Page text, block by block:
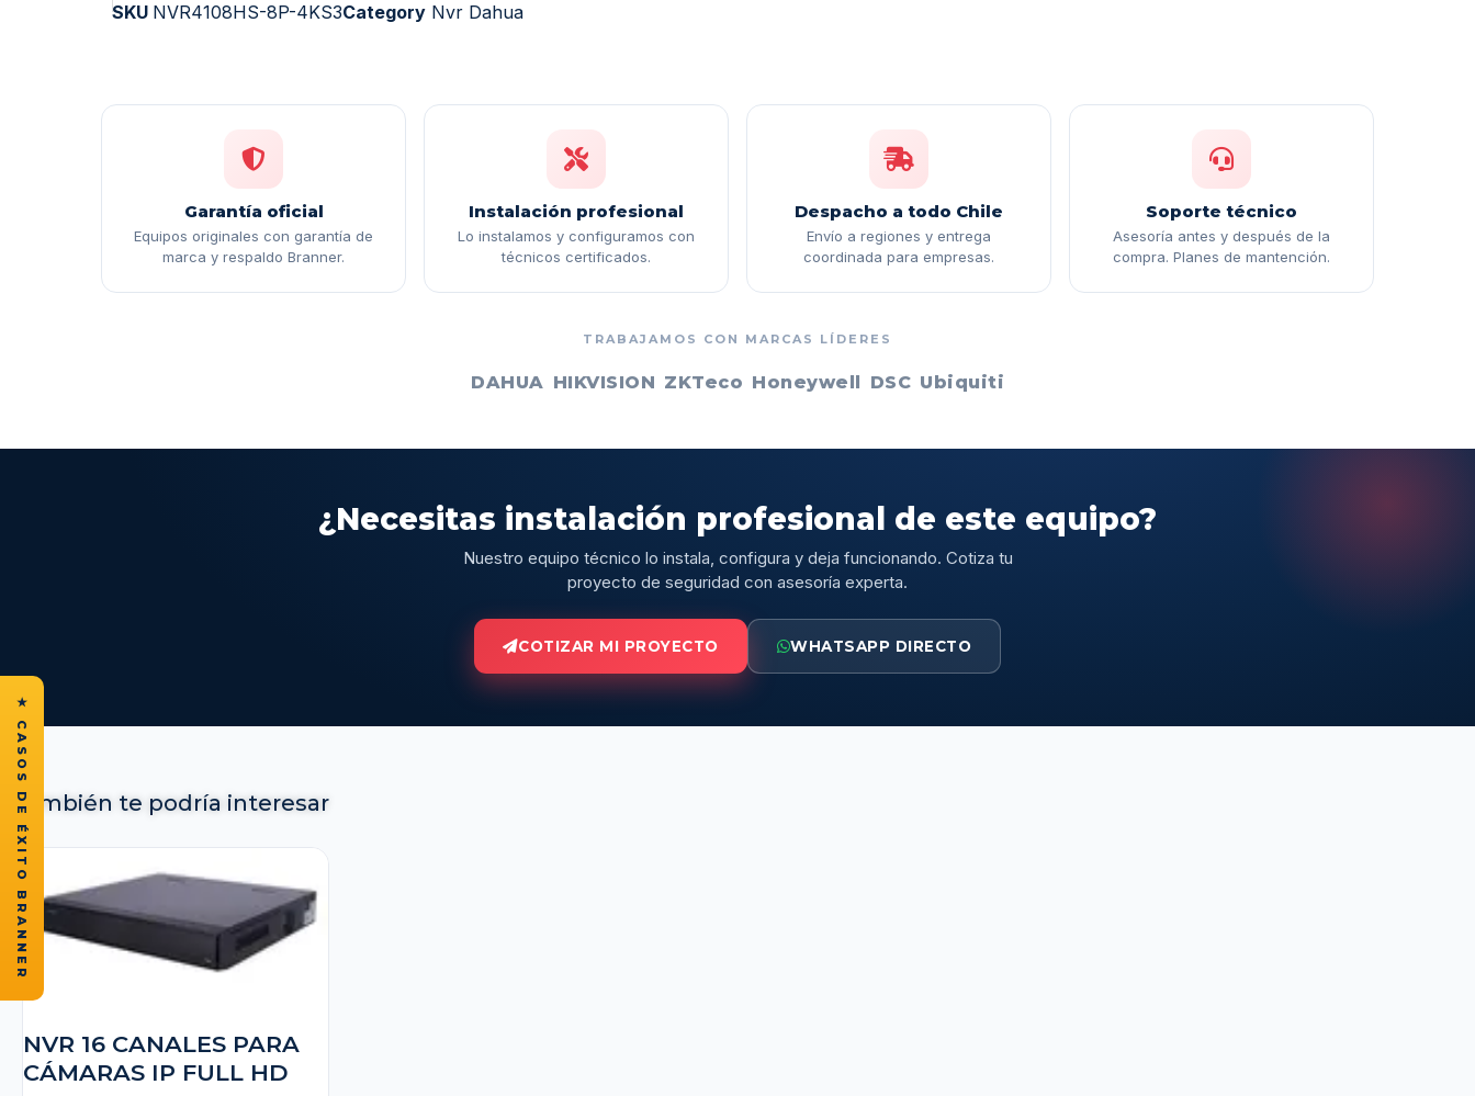
SKU NVR4108HS-8P-4KS3Category Nvr Dahua
Garantía oficial
Equipos originales con garantía de
marca y respaldo Branner.
Instalación profesional
Lo instalamos y configuramos con
técnicos certificados.
Despacho a todo Chile
Envío a regiones y entrega
coordinada para empresas.
Soporte técnico
Asesoría antes y después de la
compra. Planes de mantención.
TRABAJAMOS CON MARCAS LÍDERES
DAHUA HIKVISION ZKTeco Honeywell DSC Ubiquiti
¿Necesitas instalación profesional de este equipo?
Nuestro equipo técnico lo instala, configura y deja funcionando. Cotiza tu
proyecto de seguridad con asesoría experta.
COTIZAR MI PROYECTO WHATSAPP DIRECTO
También te podría interesar
NVR 16 CANALES PARA
CÁMARAS IP FULL HD
★ CASOS DE ÉXITO BRANNER